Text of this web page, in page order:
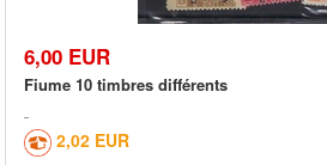
6,00 EUR
Fiume 10 timbres différents
2,02 EUR